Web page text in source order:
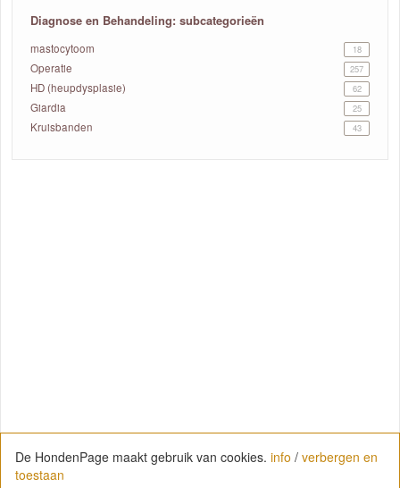
Diagnose en Behandeling: subcategorieën
18
mastocytoom
257
Operatie
62
HD (heupdysplasie)
25
Giardia
43
Kruisbanden
De HondenPage maakt gebruik van cookies. info / verbergen en
toestaan